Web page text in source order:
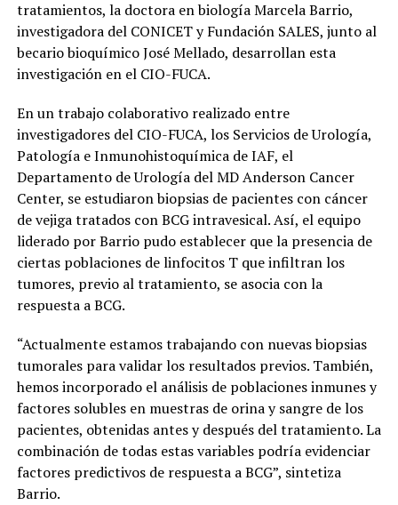
tratamientos, la doctora en biología Marcela Barrio,
investigadora del CONICET y Fundación SALES, junto al
becario bioquímico José Mellado, desarrollan esta
investigación en el CIO-FUCA.
En un trabajo colaborativo realizado entre
investigadores del CIO-FUCA, los Servicios de Urología,
Patología e Inmunohistoquímica de IAF, el
Departamento de Urología del MD Anderson Cancer
Center, se estudiaron biopsias de pacientes con cáncer
de vejiga tratados con BCG intravesical. Así, el equipo
liderado por Barrio pudo establecer que la presencia de
ciertas poblaciones de linfocitos T que infiltran los
tumores, previo al tratamiento, se asocia con la
respuesta a BCG.
“Actualmente estamos trabajando con nuevas biopsias
tumorales para validar los resultados previos. También,
hemos incorporado el análisis de poblaciones inmunes y
factores solubles en muestras de orina y sangre de los
pacientes, obtenidas antes y después del tratamiento. La
combinación de todas estas variables podría evidenciar
factores predictivos de respuesta a BCG”, sintetiza
Barrio.